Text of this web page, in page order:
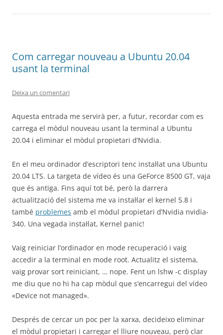
Com carregar nouveau a Ubuntu 20.04
usant la terminal
Deixa un comentari
Aquesta entrada me servirà per, a futur, recordar com es
carrega el mòdul nouveau usant la terminal a Ubuntu
20.04 i eliminar el mòdul propietari d’Nvidia.
En el meu ordinador d’escriptori tenc instal·lat una Ubuntu
20.04 LTS. La targeta de vídeo és una GeForce 8500 GT, vaja
que és antiga. Fins aquí tot bé, però la darrera
actualització del sistema me va instal·lar el kernel 5.8 i
també problemes amb el mòdul propietari d’Nvidia nvidia-
340. Una vegada instal·lat, Kernel panic!
Vaig reiniciar l’ordinador en mode recuperació i vaig
accedir a la terminal en mode root. Actualitz el sistema,
vaig provar sort reiniciant, … nope. Fent un lshw -c display
me diu que no hi ha cap mòdul que s’encarregui del vídeo
«Device not managed».
Després de cercar un poc per la xarxa, decideixo eliminar
el mòdul propietari i carregar el lliure nouveau, però clar